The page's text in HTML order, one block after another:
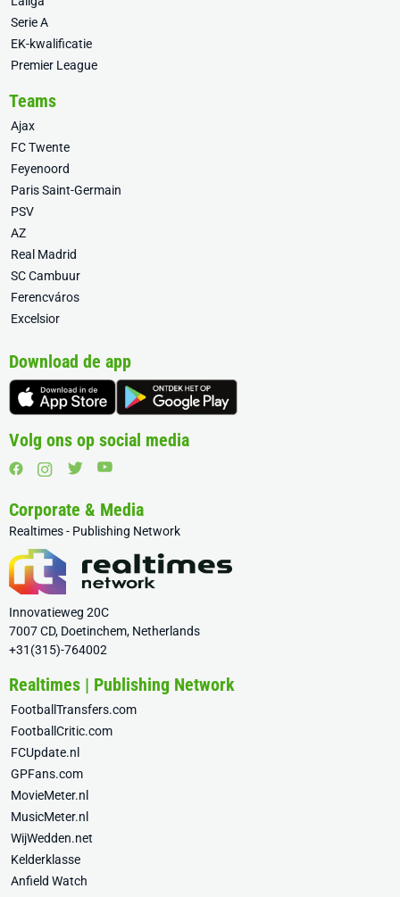
Serie A
EK-kwalificatie
Premier League
Teams
Ajax
FC Twente
Feyenoord
Paris Saint-Germain
PSV
AZ
Real Madrid
SC Cambuur
Ferencváros
Excelsior
Download de app
Volg ons op social media
Corporate & Media
Realtimes - Publishing Network
Innovatieweg 20C
7007 CD, Doetinchem, Netherlands
+31(315)-764002
Realtimes | Publishing Network
FootballTransfers.com
FootballCritic.com
FCUpdate.nl
GPFans.com
MovieMeter.nl
MusicMeter.nl
WijWedden.net
Kelderklasse
Anfield Watch